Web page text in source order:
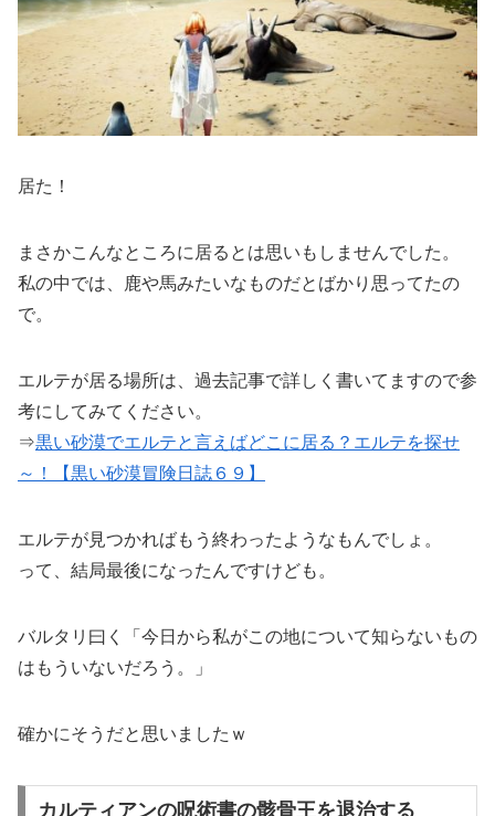
居た！
まさかこんなところに居るとは思いもしませんでした。
私の中では、鹿や馬みたいなものだとばかり思ってたの
で。
エルテが居る場所は、過去記事で詳しく書いてますので参
考にしてみてください。
⇒黒い砂漠でエルテと言えばどこに居る？エルテを探せ
～！【黒い砂漠冒険日誌６９】
エルテが見つかればもう終わったようなもんでしょ。
って、結局最後になったんですけども。
バルタリ曰く「今日から私がこの地について知らないもの
はもういないだろう。」
確かにそうだと思いましたｗ
カルティアンの呪術書の骸骨王を退治する